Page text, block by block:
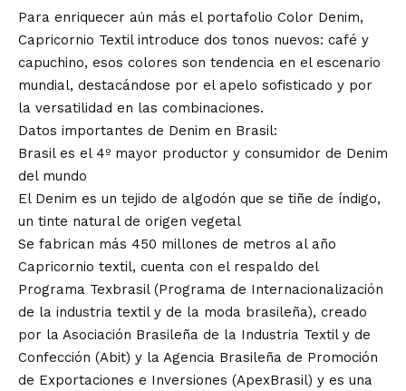
Para enriquecer aún más el portafolio Color Denim,
Capricornio Textil introduce dos tonos nuevos: café y
capuchino, esos colores son tendencia en el escenario
mundial, destacándose por el apelo sofisticado y por
la versatilidad en las combinaciones.
Datos importantes de Denim en Brasil:
Brasil es el 4º mayor productor y consumidor de Denim
del mundo
El Denim es un tejido de algodón que se tiñe de índigo,
un tinte natural de origen vegetal
Se fabrican más 450 millones de metros al año
Capricornio textil, cuenta con el respaldo del
Programa Texbrasil (Programa de Internacionalización
de la industria textil y de la moda brasileña), creado
por la Asociación Brasileña de la Industria Textil y de
Confección (Abit) y la Agencia Brasileña de Promoción
de Exportaciones e Inversiones (ApexBrasil) y es una